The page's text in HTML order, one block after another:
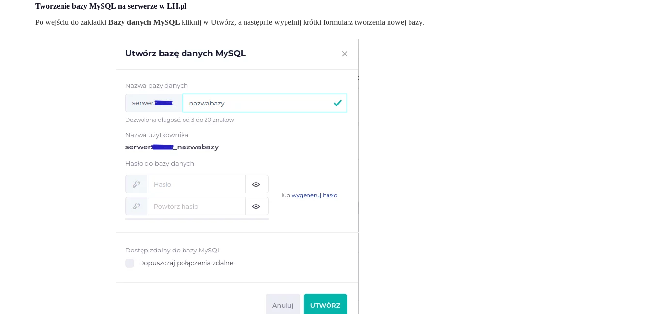
Tworzenie bazy MySQL na serwerze w LH.pl
Po wejściu do zakładki Bazy danych MySQL kliknij w Utwórz, a następnie wypełnij krótki formularz tworzenia nowej bazy.